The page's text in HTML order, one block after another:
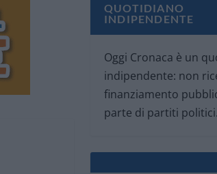
QUOTIDIANO
INDIPENDENTE
Oggi Cronaca è un
indipendente: non
finanziamento
parte di partiti politici.